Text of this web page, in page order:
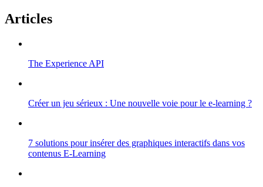
Articles
The Experience API
Créer un jeu sérieux : Une nouvelle voie pour le e-learning ?
7 solutions pour insérer des graphiques interactifs dans vos
contenus E-Learning